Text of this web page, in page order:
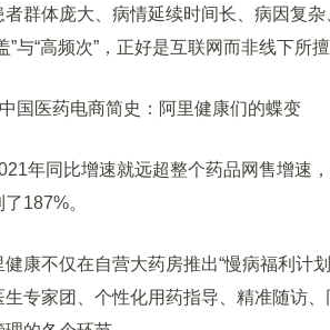
群体庞大、病情延续时间长、病因复
“高频次”，正好是互联网而非线下所擅
年同比增速就远超整个药品网售增速
187%。
不仅在自营大药房推出“慢病福利计划
专家团、个性化用药指导、精准随访